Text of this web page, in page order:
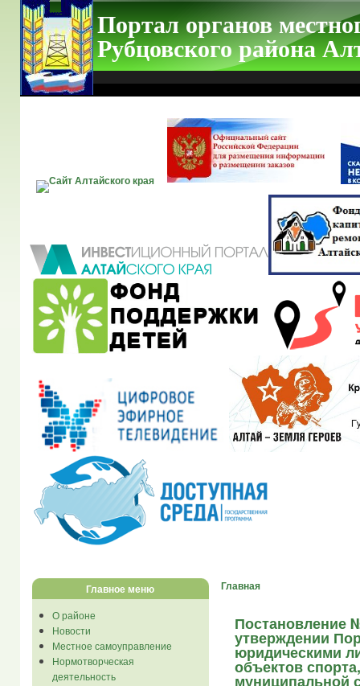
Портал органов
Рубцовского района
Главное меню
О районе
Новости
Местное самоуправление
Нормотворческая
деятельность
Главная
Постановление
утверждении
юридическими
объектов
муниципальной